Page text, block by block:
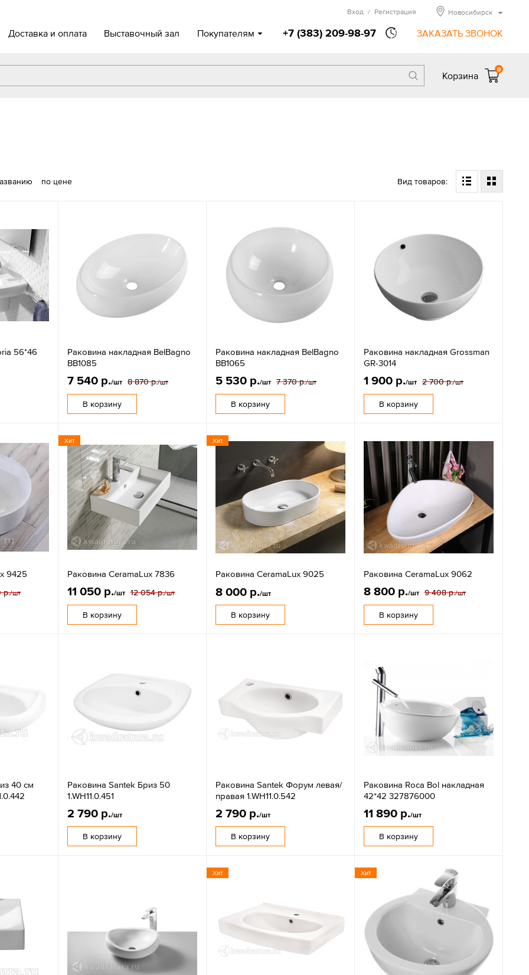
Доставка и оплата Выставочный зал Покупателям +7 (383) 209-98-97 ЗАКАЗАТЬ ЗВОНОК
Вход / Регистрация Новосибирск
Корзина
0
по цене Вид товаров:
56*46
Раковина накладная BelBagno
BB1085
7 540 р./шт 8 870 р./шт
В корзину
Раковина накладная BelBagno
BB1065
5 530 р./шт 7 370 р./шт
В корзину
Раковина накладная Grossman
GR-3014
1 900 р./шт 2 700 р./шт
В корзину
9425
р./шт
Хит
Раковина CeramaLux 7836
11 050 р./шт 12 054 р./шт
В корзину
Хит
Раковина CeramaLux 9025
8 000 р./шт
В корзину
Раковина CeramaLux 9062
8 800 р./шт 9 408 р./шт
В корзину
40 см
Раковина Santek Бриз 50
1.WH11.0.451
2 790 р./шт
В корзину
Раковина Santek Форум левая/
правая 1.WH11.0.542
2 790 р./шт
В корзину
Раковина Roca Bol накладная
42*42 327876000
11 890 р./шт
В корзину
Хит Хит